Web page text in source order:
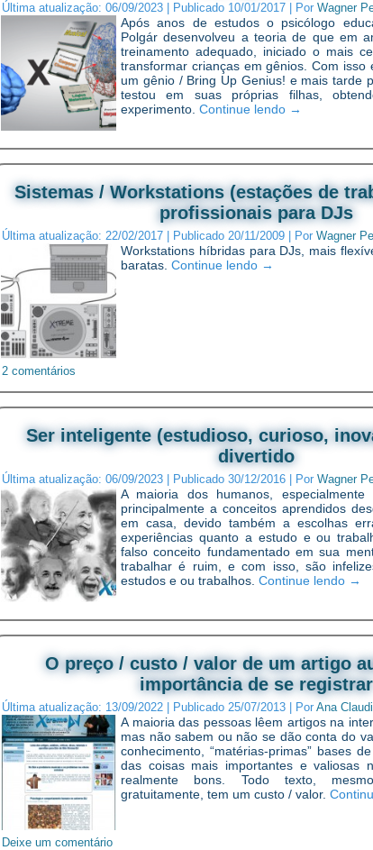
Última atualização: 06/09/2023 Publicado 10/01/2017 Por Wagner
Após anos de estudos o psicólogo
Polgár desenvolveu a teoria de que em
treinamento adequado, iniciado o mais
transformar crianças em gênios. Com isso
um gênio / Bring Up Genius! e mais tarde
testou em suas próprias filhas,
experimento. Continue lendo →
Sistemas / Workstations (estações de
profissionais para DJs
Última atualização: 22/02/2017 Publicado 20/11/2009 Por Wagner
Workstations híbridas para DJs, mais
baratas. Continue lendo →
2 comentários
Ser inteligente (estudioso, curioso,
divertido
Última atualização: 06/09/2023 Publicado 30/12/2016 Por Wagner
A maioria dos humanos, especialmente
principalmente a conceitos aprendidos
em casa, devido também a escolhas
experiências quanto a estudo e ou
falso conceito fundamentado em sua
trabalhar é ruim, e com isso, são
estudos e ou trabalhos. Continue lendo →
O preço / custo / valor de um artigo
importância de se registrar
Última atualização: 13/09/2022 Publicado 25/07/2013 Por Ana
A maioria das pessoas lêem artigos na
mas não sabem ou não se dão conta do
conhecimento, “matérias-primas” bases
das coisas mais importantes e valiosas
realmente bons. Todo texto,
gratuitamente, tem um custo / valor.
Deixe um comentário